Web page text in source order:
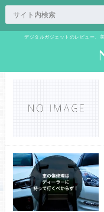
デジタルガジェットのレビュー、